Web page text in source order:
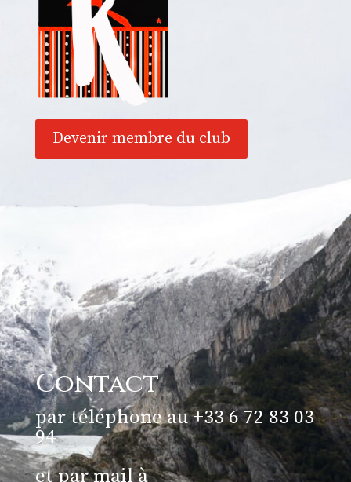
Devenir membre du club
Contact
par téléphone au +33 6 72 83 03
94
et par mail à